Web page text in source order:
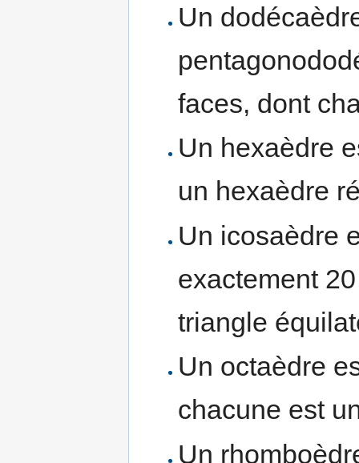
Un
faces, dont
Un hexaèdre
un hexaèdre
Un icosaèdre
exactement
triangle
Un octaèdre
chacune est
Un